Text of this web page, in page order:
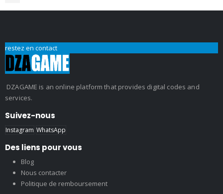
restez en contact
DZAGAME is an online platform that provides digital codes and
services.
Suivez-nous
Instagram WhatsApp
Des liens pour vous
Blog
Nous contacter
Politique de remboursement